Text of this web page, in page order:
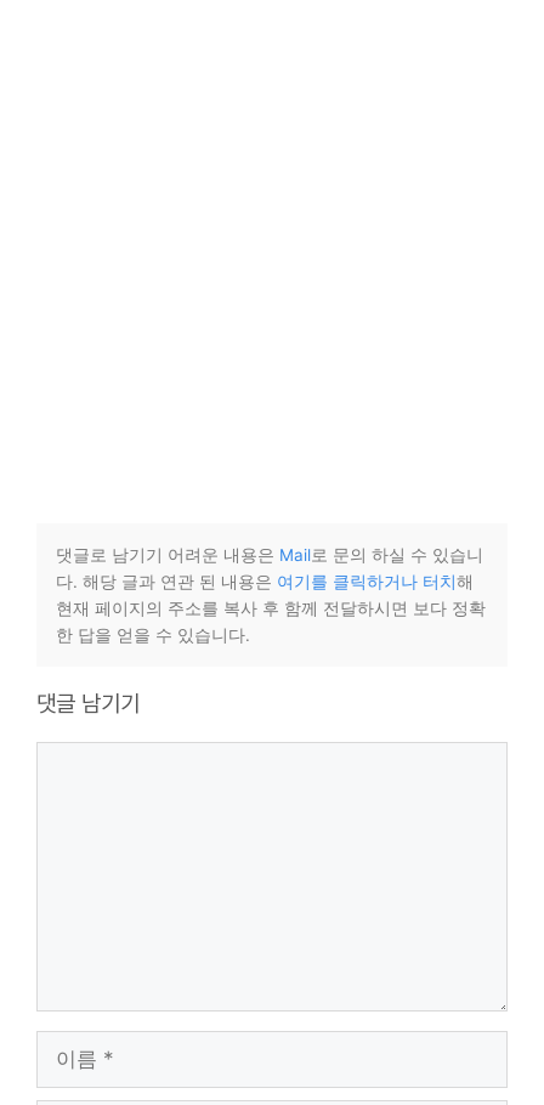
댓글로 남기기 어려운 내용은 Mail로 문의 하실 수 있습니
다. 해당 글과 연관 된 내용은 여기를 클릭하거나 터치해
현재 페이지의 주소를 복사 후 함께 전달하시면 보다 정확
한 답을 얻을 수 있습니다.
댓글 남기기